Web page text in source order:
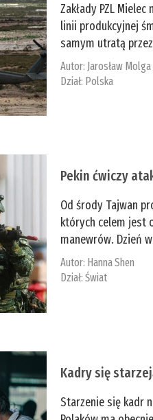
Zakłady PZL
linii produkcyjnej
samym utratą
Autor: Jarosław Molga
Dział: Polska
Pekin ćwiczy
Od środy Tajwan
których celem jest
manewrów. Dzień
Autor: ­Hanna Shen
Dział:Świat
Kadry się
Starzenie się kadr